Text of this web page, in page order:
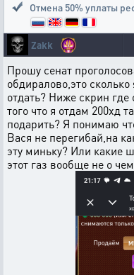
Отмена 50% уплаты
Zakk
Прошу сенат
обдиралово,это
отдать? Ниже скрин
того что я отдам 200хд
подарить? Я понимаю
Вася не перегибай,на
эту миньку? Или какие
этот газ вообще не о